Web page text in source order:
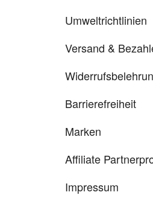
Umweltrichtlinien
Versand &
Barrierefreiheit
Marken
Affiliate
Impressum